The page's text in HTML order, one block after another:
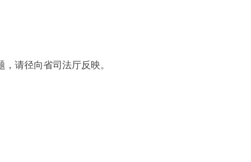
请径向省司法厅反映。